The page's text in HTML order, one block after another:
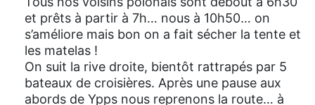
et prêts à partir à 7h… nous à 10h50… on
s’améliore mais bon on a fait sécher la tente et
les matelas !
On suit la rive droite, bientôt rattrapés par 5
bateaux de croisières. Après une pause aux
abords de Ypps nous reprenons la route… à